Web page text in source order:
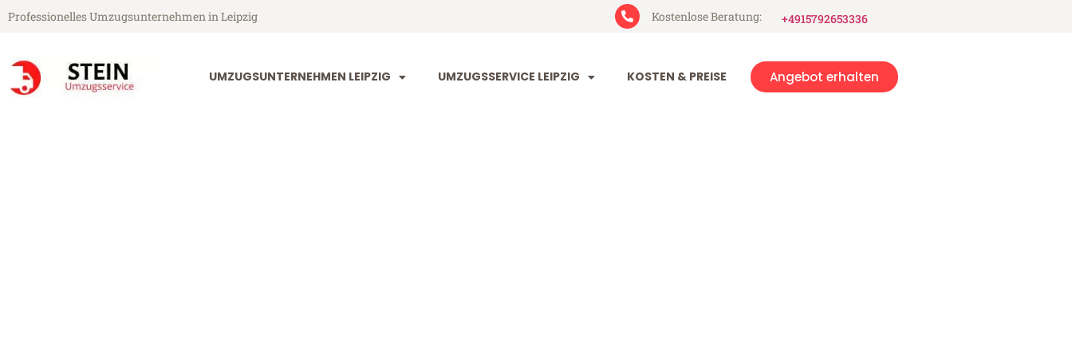
Professionelles Umzugsunternehmen in Leipzig Kostenlose Beratung: +4915792653336
UMZUGSUNTERNEHMEN LEIPZIG UMZUGSSERVICE LEIPZIG KOSTEN & PREISE Angebot erhalten